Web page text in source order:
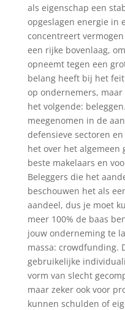
als eigenschap een
opgeslagen energie in
concentreert
een rijke bovenlaag,
opneemt tegen een
belang heeft bij het
op ondernemers,
het volgende:
meegenomen in de
defensieve sectoren
het over het algemeen
beste makelaars en
Beleggers die het
beschouwen het als
aandeel, dus je moet
meer 100% de baas
jouw onderneming te
massa: crowdfunding.
gebruikelijke
vorm van slecht
maar zeker ook voor
kunnen schulden of